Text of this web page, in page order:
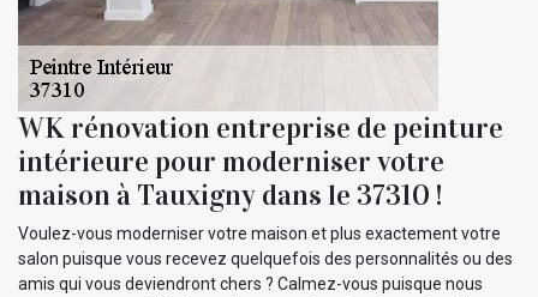
WK rénovation entreprise de peinture
intérieure pour moderniser votre
maison à Tauxigny dans le 37310 !
Voulez-vous moderniser votre maison et plus exactement votre
salon puisque vous recevez quelquefois des personnalités ou des
amis qui vous deviendront chers ? Calmez-vous puisque nous